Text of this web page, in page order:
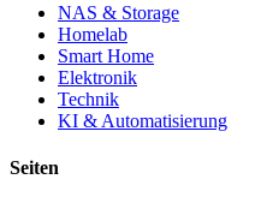
NAS & Storage
Homelab
Smart Home
Elektronik
Technik
KI & Automatisierung
Seiten